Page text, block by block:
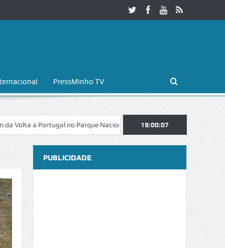
PressMinho TV
no Parque Nacional da Peneda-Gerês Esposende.
19:00:08
PUBLICIDADE